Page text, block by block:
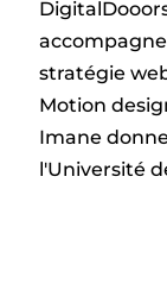
stratégie
Motion
Imane
l'Université